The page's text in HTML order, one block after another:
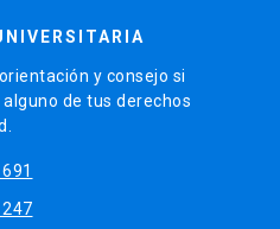
y consejo si
de tus derechos